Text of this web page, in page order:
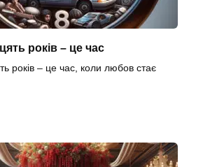
років – це час
років – це час, коли любов стає